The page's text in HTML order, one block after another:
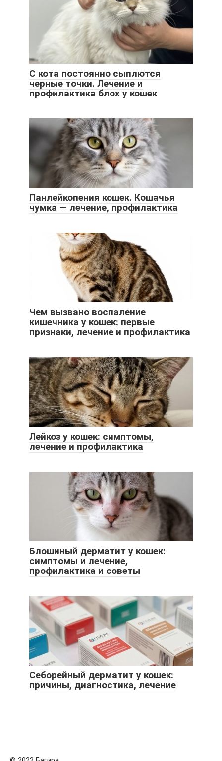
С кота постоянно сыплются
черные точки. Лечение и
профилактика блох у кошек
Панлейкопения кошек. Кошачья
чумка — лечение, профилактика
Чем вызвано воспаление
кишечника у кошек: первые
признаки, лечение и профилактика
Лейкоз у кошек: симптомы,
лечение и профилактика
Блошиный дерматит у кошек:
симптомы и лечение,
профилактика и советы
Себорейный дерматит у кошек:
причины, диагностика, лечение